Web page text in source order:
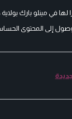
في مينلو بارك
إلى المحتوى